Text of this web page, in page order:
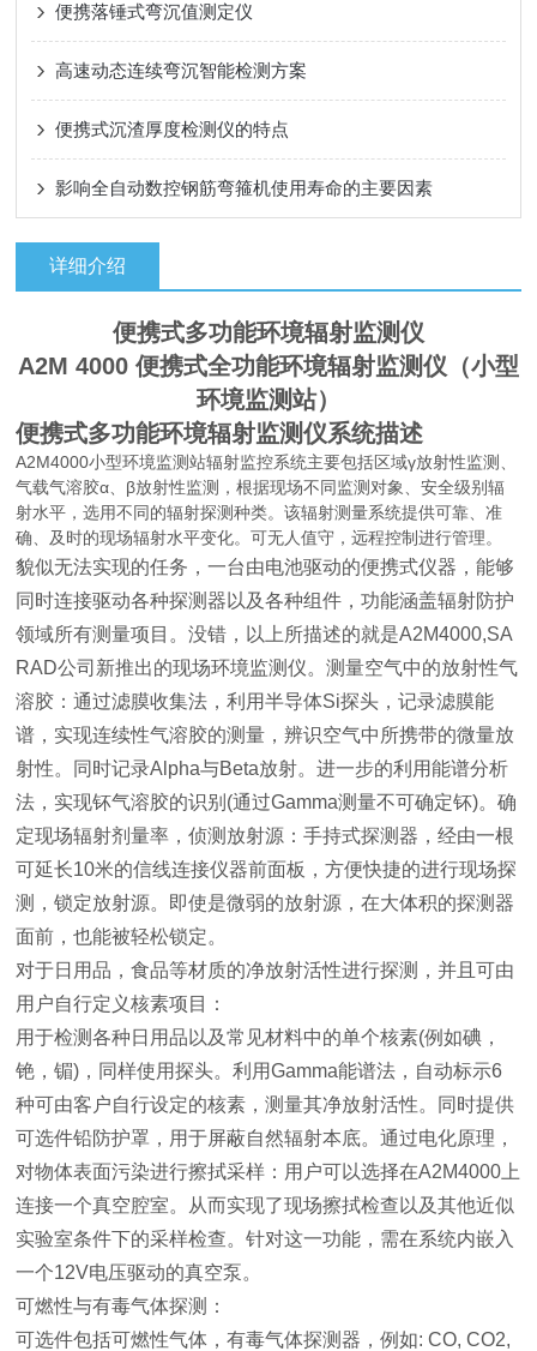
便携落锤式弯沉值测定仪
高速动态连续弯沉智能检测方案
便携式沉渣厚度检测仪的特点
影响全自动数控钢筋弯箍机使用寿命的主要因素
详细介绍
便携式多功能环境辐射监测仪
A2M 4000 便携式全功能环境辐射监测仪（小型
环境监测站）
便携式多功能环境辐射监测仪系统描述
A2M4000小型环境监测站辐射监控系统主要包括区域γ放射性监测、
气载气溶胶α、β放射性监测，根据现场不同监测对象、安全级别辐
射水平，选用不同的辐射探测种类。该辐射测量系统提供可靠、准
确、及时的现场辐射水平变化。可无人值守，远程控制进行管理。
貌似无法实现的任务，一台由电池驱动的便携式仪器，能够
同时连接驱动各种探测器以及各种组件，功能涵盖辐射防护
领域所有测量项目。没错，以上所描述的就是A2M4000,SA
RAD公司新推出的现场环境监测仪。测量空气中的放射性气
溶胶：通过滤膜收集法，利用半导体Si探头，记录滤膜能
谱，实现连续性气溶胶的测量，辨识空气中所携带的微量放
射性。同时记录Alpha与Beta放射。进一步的利用能谱分析
法，实现钚气溶胶的识别(通过Gamma测量不可确定钚)。确
定现场辐射剂量率，侦测放射源：手持式探测器，经由一根
可延长10米的信线连接仪器前面板，方便快捷的进行现场探
测，锁定放射源。即使是微弱的放射源，在大体积的探测器
面前，也能被轻松锁定。
对于日用品，食品等材质的净放射活性进行探测，并且可由
用户自行定义核素项目：
用于检测各种日用品以及常见材料中的单个核素(例如碘，
铯，镅)，同样使用探头。利用Gamma能谱法，自动标示6
种可由客户自行设定的核素，测量其净放射活性。同时提供
可选件铅防护罩，用于屏蔽自然辐射本底。通过电化原理，
对物体表面污染进行擦拭采样：用户可以选择在A2M4000上
连接一个真空腔室。从而实现了现场擦拭检查以及其他近似
实验室条件下的采样检查。针对这一功能，需在系统内嵌入
一个12V电压驱动的真空泵。
可燃性与有毒气体探测：
可选件包括可燃性气体，有毒气体探测器，例如: CO, CO2,